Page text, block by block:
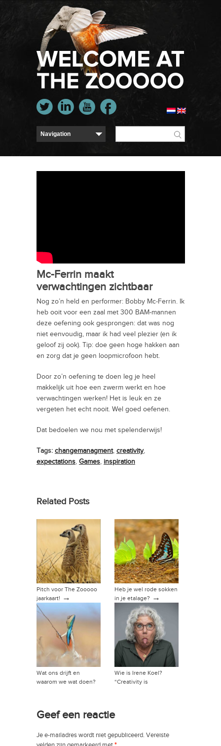
Mc-Ferrin maakt
verwachtingen zichtbaar
Nog zo’n held en performer: Bobby Mc-Ferrin. Ik
heb ooit voor een zaal met 300 BAM-mannen
deze oefening ook gesprongen: dat was nog
niet eenvoudig, maar ik had veel plezier (en ik
geloof zij ook). Tip: doe geen hoge hakken aan
en zorg dat je geen loopmicrofoon hebt.
Door zo’n oefening te doen leg je heel
makkelijk uit hoe een zwerm werkt en hoe
verwachtingen werken! Het is leuk en ze
vergeten het echt nooit. Wel goed oefenen.
Dat bedoelen we nou met spelenderwijs!
Tags: changemanagment, creativity,
expectations, Games, inspiration
Related Posts
Pitch voor The Zooooo
jaarkaart! →
Heb je wel rode sokken
in je etalage? →
Wat ons drijft en
waarom we wat doen?
Wie is Irene Koel?
“Creativity is
Geef een reactie
Je e-mailadres wordt niet gepubliceerd. Vereiste